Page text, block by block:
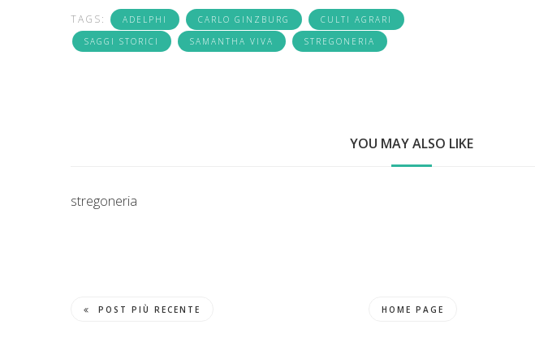
TAGS: ADELPHI CARLO GINZBURG
CULTI AGRARI
SAGGI STORICI
SAMANTHA VIVA STREGONERIA
YOU MAY ALSO LIKE
stregoneria
POST PIÙ RECENTE HOME PAGE